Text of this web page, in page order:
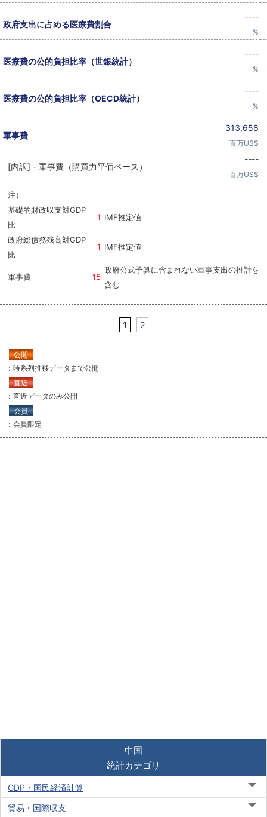
政府支出に占める医療費割合
----
%
医療費の公的負担比率（世銀統計）
----
%
医療費の公的負担比率（OECD統計）
----
%
軍事費
313,658
百万US$
[内訳] - 軍事費（購買力平価ベース）
----
百万US$
注）
基礎的財政収支対GDP
比
1 IMF推定値
政府総債務残高対GDP
比
1 IMF推定値
軍事費 15
政府公式予算に含まれない軍事支出の推計を
含む
1 2
公開
：時系列推移データまで公開
直近
：直近データのみ公開
会員
：会員限定
中国
統計カテゴリ
GDP・国民経済計算
貿易・国際収支